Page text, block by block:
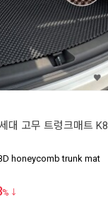
대 고무 트렁크매트 K8
honeycomb trunk mat
%